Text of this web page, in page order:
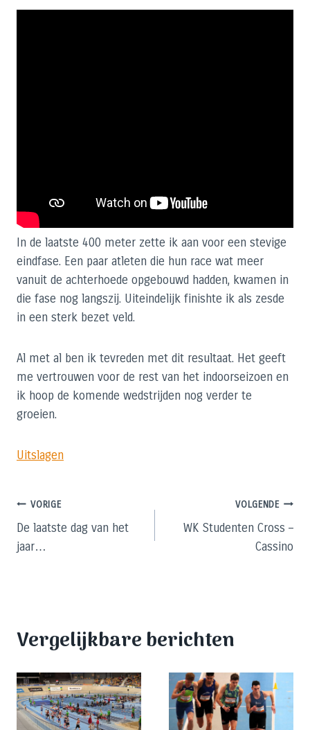
In de laatste 400 meter zette ik aan voor een stevige
eindfase. Een paar atleten die hun race wat meer
vanuit de achterhoede opgebouwd hadden, kwamen in
die fase nog langszij. Uiteindelijk finishte ik als zesde
in een sterk bezet veld.
Al met al ben ik tevreden met dit resultaat. Het geeft
me vertrouwen voor de rest van het indoorseizoen en
ik hoop de komende wedstrijden nog verder te
groeien.
Uitslagen
Bericht
navigatie
VORIGE
De laatste dag van het
jaar…
VOLGENDE
WK Studenten Cross –
Cassino
Vergelijkbare berichten